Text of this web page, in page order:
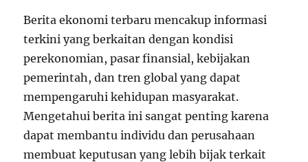
Berita ekonomi terbaru mencakup informasi
terkini yang berkaitan dengan kondisi
perekonomian, pasar finansial, kebijakan
pemerintah, dan tren global yang dapat
mempengaruhi kehidupan masyarakat.
Mengetahui berita ini sangat penting karena
dapat membantu individu dan perusahaan
membuat keputusan yang lebih bijak terkait